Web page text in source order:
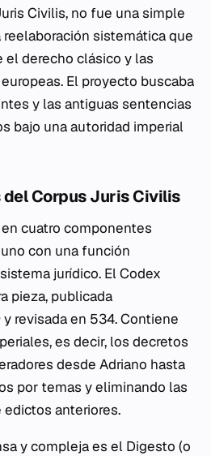
Civilis, no fue una simple
sistemática que
derecho clásico y las
El proyecto buscaba
y las antiguas sentencias
bajo una autoridad imperial
Corpus Juris Civilis
cuatro componentes
con una función
jurídico. ElCodex
pieza, publicada
revisada en 534. Contiene
es decir, los decretos
desde Adriano hasta
por temas y eliminando las
anteriores.
y compleja es el Digesto (o